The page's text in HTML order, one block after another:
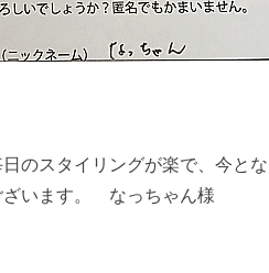
のスタイリングが楽で、今と
ざいます。 なっちゃん様